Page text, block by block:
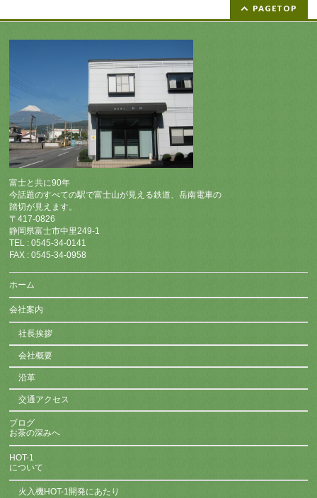
PAGETOP
富士と共に90年
今話題のすべての駅で富士山が見える鉄道、岳南電車の
踏切が見えます。
〒417-0826
静岡県富士市中里249-1
TEL : 0545-34-0141
FAX : 0545-34-0958
ホーム
会社案内
社長挨拶
会社概要
沿革
交通アクセス
ブログ
お茶の深みへ
HOT-1
について
火入機HOT-1開発にあたり